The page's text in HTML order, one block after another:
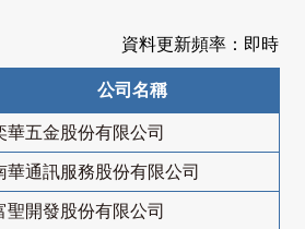
資料更新頻率：即時
公司名稱
華五金股份有限公司
華通訊服務股份有限公司
聖開發股份有限公司